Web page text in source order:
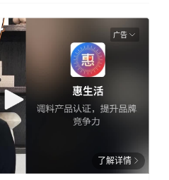
广告
了解详情